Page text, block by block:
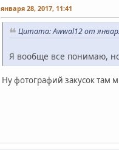
января 28, 2017, 11:41
Цитата: Awwal12 от
Я вообще все понимаю,
Ну фотографий закусок там